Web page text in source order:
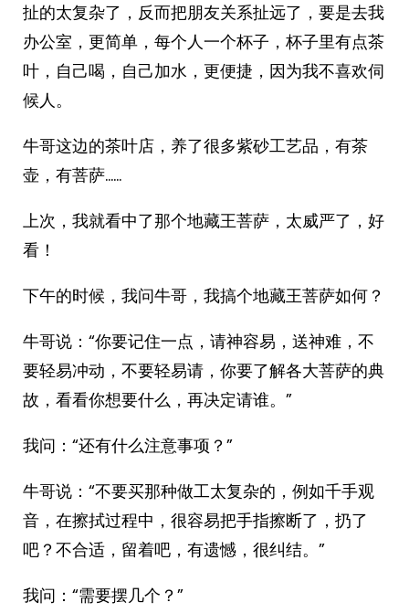
扯的太复杂了，反而把朋友关系扯远了，要是去我
办公室，更简单，每个人一个杯子，杯子里有点茶
叶，自己喝，自己加水，更便捷，因为我不喜欢伺
候人。
牛哥这边的茶叶店，养了很多紫砂工艺品，有茶
壶，有菩萨……
上次，我就看中了那个地藏王菩萨，太威严了，好
看！
下午的时候，我问牛哥，我搞个地藏王菩萨如何？
牛哥说：“你要记住一点，请神容易，送神难，不
要轻易冲动，不要轻易请，你要了解各大菩萨的典
故，看看你想要什么，再决定请谁。”
我问：“还有什么注意事项？”
牛哥说：“不要买那种做工太复杂的，例如千手观
音，在擦拭过程中，很容易把手指擦断了，扔了
吧？不合适，留着吧，有遗憾，很纠结。”
我问：“需要摆几个？”